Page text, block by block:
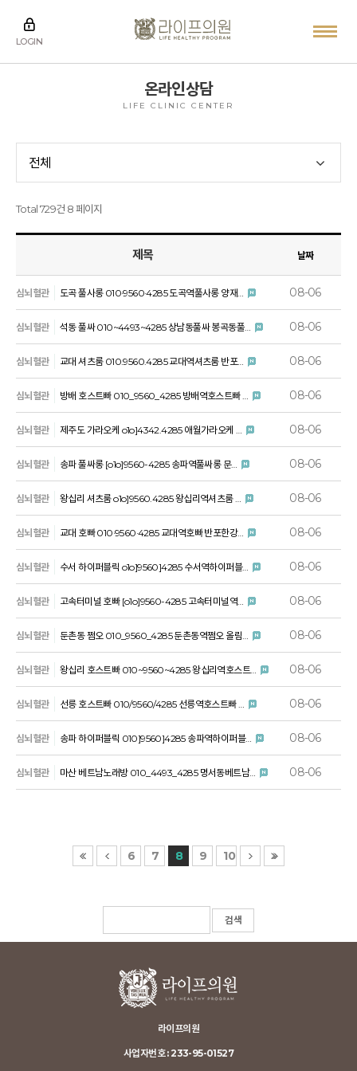
LOGIN
온라인상담
LIFE CLINIC CENTER
전체
Total 729건 8 페이지
제목 날짜
심뇌혈관 도곡 풀사롱 010·9560·4285 도곡역풀사롱 양재… 08-06
심뇌혈관 석동 풀싸 010~4493~4285 상남동풀싸 봉곡동풀… 08-06
심뇌혈관 교대 셔츠룸 010.9560.4285 교대역셔츠룸 반포… 08-06
심뇌혈관 방배 호스트빠 010_9560_4285 방배역호스트빠 … 08-06
심뇌혈관 제주도 가라오케 o1o]4342.4285 애월가라오케 … 08-06
심뇌혈관 송파 풀싸롱 [o1o]9560-4285 송파역풀싸롱 문… 08-06
심뇌혈관 왕십리 셔츠룸 o1o]9560.4285 왕십리역셔츠룸 … 08-06
심뇌혈관 교대 호빠 010·9560·4285 교대역호빠 반포한강… 08-06
심뇌혈관 수서 하이퍼블릭 o1o]9560]4285 수서역하이퍼블… 08-06
심뇌혈관 고속터미널 호빠 [o1o]9560-4285 고속터미널역… 08-06
심뇌혈관 둔촌동 쩜오 010_9560_4285 둔촌동역쩜오 올림… 08-06
심뇌혈관 왕십리 호스트빠 010~9560~4285 왕십리역호스트… 08-06
심뇌혈관 선릉 호스트빠 010/9560/4285 선릉역호스트빠 … 08-06
심뇌혈관 송파 하이퍼블릭 010]9560]4285 송파역하이퍼블… 08-06
심뇌혈관 마산 베트남노래방 010_4493_4285 명서동베트남… 08-06
6 7 8 9 10
라이프의원
사업자번호 : 233-95-01527